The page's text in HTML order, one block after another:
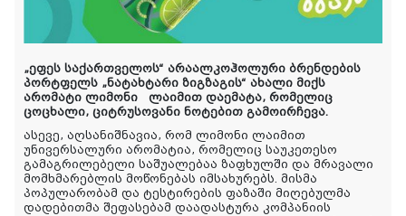
„ეფეს საქართველოს“ არაალკოჰოლური ბრენდების
პორტფელს „ნატახტარი ზიგზაგის“ ახალი მიქს
არომატი ლიმონი ლაიმით დაემატა, რომელიც
ცოცხალი, ციტრუსოვანი ნოტებით გამოირჩევა.
ასევე, აღსანიშნავია, რომ ლიმონი ლაიმით
უნივერსალური არომატია, რომელიც საუკეთესო
გამაგრილებელი საშუალებაა ზაფხულში და მრავალი
მომხმარებლის მოწონებას იმსახურებს. მისმა
პოპულარობამ და ტესტირების ფაზაში მიღებულმა
დადებითმა შეფასებამ დაადასტურა კომპანიის